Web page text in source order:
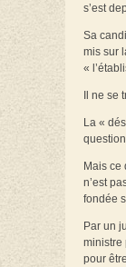
s’est
Sa
mis sur
«
Il ne se
La «
Mais ce
n’est
fondée
Par un
ministre
pour